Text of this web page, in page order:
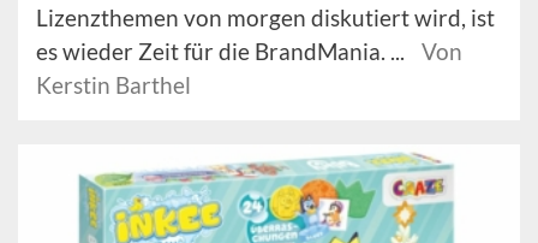
Lizenzthemen von morgen diskutiert wird, ist
es wieder Zeit für die BrandMania. ...
Von
Kerstin Barthel